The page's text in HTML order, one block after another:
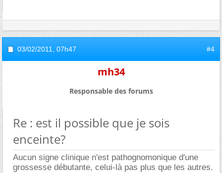
03/02/2011, 07h47 #4
mh34
Responsable des forums
Re : est il possible que je sois
enceinte?
Aucun signe clinique n'est pathognomonique d'une
grossesse débutante, celui-là pas plus que les autres.